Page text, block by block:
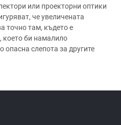
или проекторни оптики
че увеличената
точно там, където е
което би намалило
опасна слепота за другите